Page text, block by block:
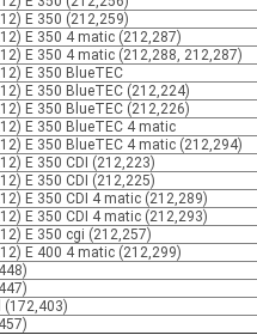
E 350 (212,259)
E 350 4 matic (212,287)
E 350 4 matic (212,288, 212,287)
E 350 BlueTEC
E 350 BlueTEC (212,224)
E 350 BlueTEC (212,226)
E 350 BlueTEC 4 matic
E 350 BlueTEC 4 matic (212,294)
E 350 CDI (212,223)
E 350 CDI (212,225)
E 350 CDI 4 matic (212,289)
E 350 CDI 4 matic (212,293)
E 350 cgi (212,257)
E 400 4 matic (212,299)
(172,403)